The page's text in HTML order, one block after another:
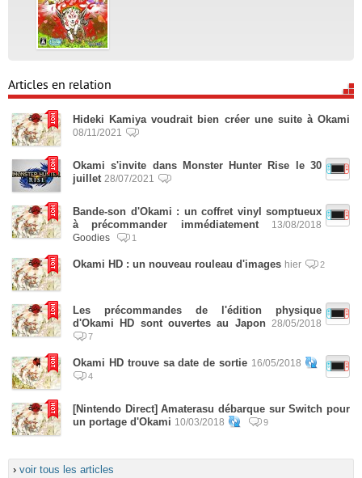
Articles en relation
Hideki Kamiya voudrait bien créer une suite à Okami
08/11/2021
Okami s'invite dans Monster Hunter Rise le 30
juillet 28/07/2021
Bande-son d'Okami : un coffret vinyl somptueux
à précommander immédiatement
13/08/2018
Goodies
1
Okami HD : un nouveau rouleau d'images hier 2
Les précommandes de l'édition physique
d'Okami HD sont ouvertes au Japon
28/05/2018
7
Okami HD trouve sa date de sortie 16/05/2018
4
[Nintendo Direct] Amaterasu débarque sur Switch pour
un portage d'Okami 10/03/2018 9
› voir tous les articles